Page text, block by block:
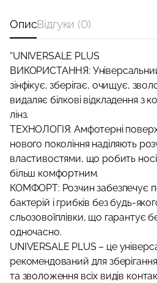
ОписВідгуки (0)
“UNIVERSALE PLUS
ВИКОРИСТАННЯ:
зінфікує, зберігає, очищує,
видаляє білкові відкладення з
лінз.
ТЕХНОЛОГІЯ: Амфотерні
нового покоління наділяють
властивостями, що робить
більш комфортним.
КОМФОРТ: Розчин забезпечує
бактерій і грибків без будь-
сльозовоїплівки, що гарантує
одночасно.
UNIVERSALE PLUS – це
рекомендований для
та зволоження всіх видів